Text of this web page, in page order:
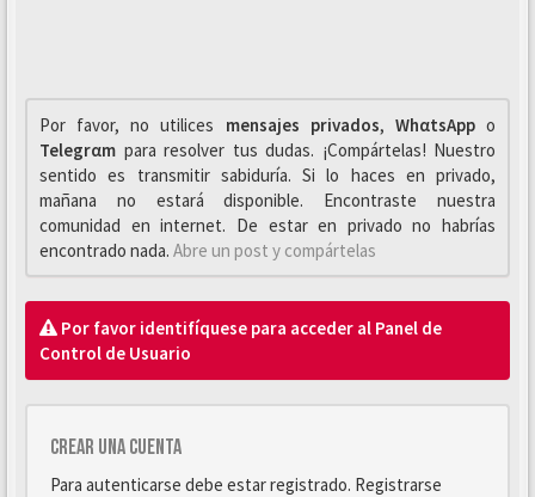
Por favor, no utilices mensajes privados, WhαtsAppo
Telegrαm para resolver tus dudas. ¡Compártelas! Nuestro
sentido es transmitir sabiduría. Si lo haces en privado,
mañana no estará disponible. Encontraste nuestra
comunidad en internet. De estar en privado no habrías
encontrado nada. Abre un post y compártelas
Por favor identifíquese para acceder al Panel de
Control de Usuario
Crear una cuenta
Para autenticarse debe estar registrado. Registrarse